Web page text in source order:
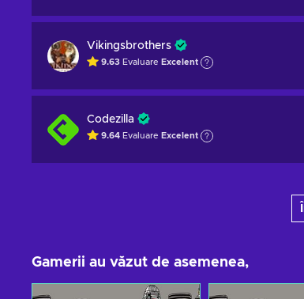
Vikingsbrothers
9.63 Evaluare Excelent
Codezilla
9.64 Evaluare Excelent
Gamerii au văzut de asemenea,